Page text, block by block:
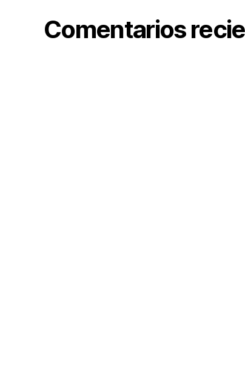
Comentarios